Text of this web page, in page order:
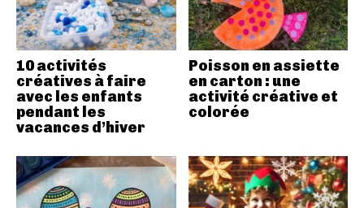
10 activités
créatives à faire
avec les enfants
pendant les
vacances d’hiver
Poisson en assiette
en carton : une
activité créative et
colorée